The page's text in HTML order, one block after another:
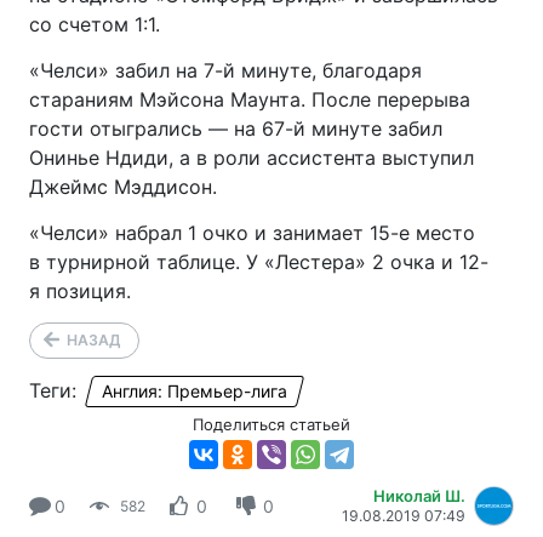
со счетом 1:1.
«Челси» забил на 7-й минуте, благодаря
стараниям Мэйсона Маунта. После перерыва
гости отыгрались — на 67-й минуте забил
Онинье Ндиди, а в роли ассистента выступил
Джеймс Мэддисон.
«Челси» набрал 1 очко и занимает 15-е место
в турнирной таблице. У «Лестера» 2 очка и 12-
я позиция.
НАЗАД
Теги: Англия: Премьер-лига
Поделиться статьей
0 582 0 0 Николай Ш.
19.08.2019 07:49